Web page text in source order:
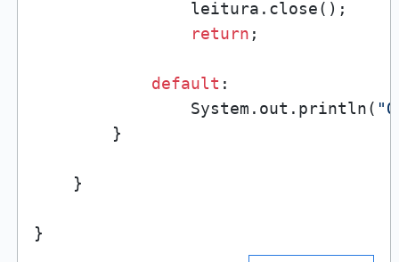
                leitura.close();
return ;
default :
                System.out.println(
        }
    }